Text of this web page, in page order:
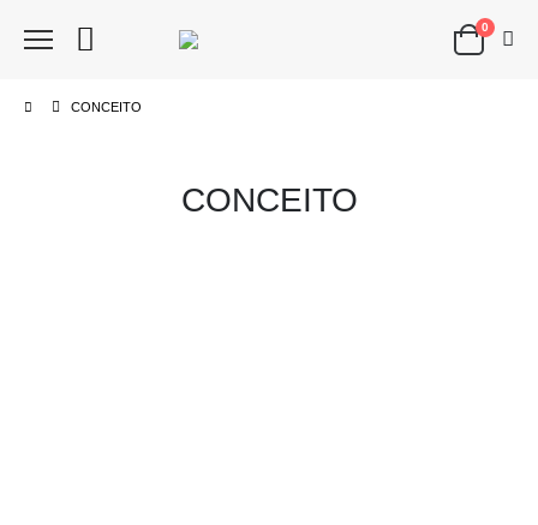
0
CONCEITO
CONCEITO